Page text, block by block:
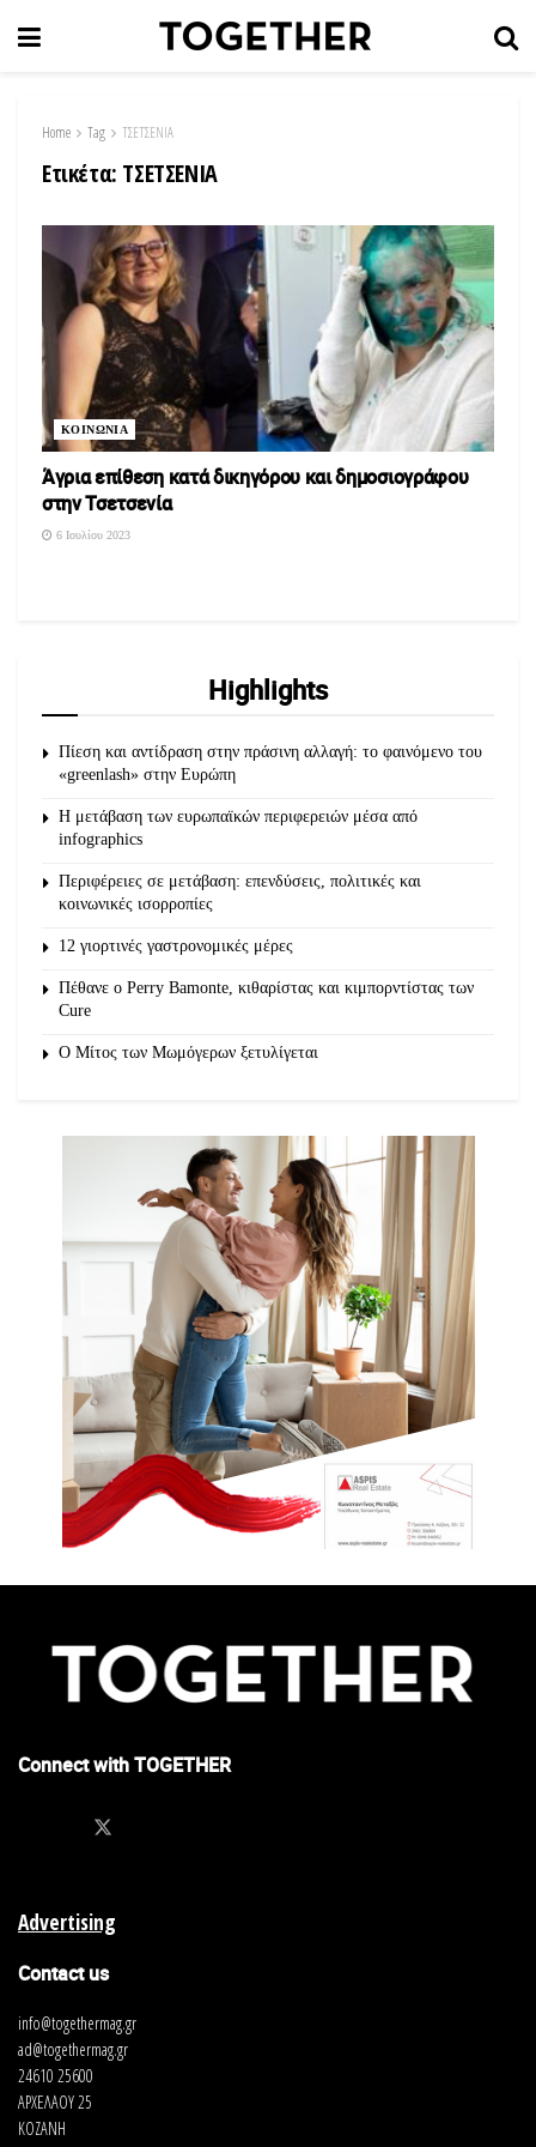
Home Tag ΤΣΕΤΣΕΝΙΑ
Ετικέτα: ΤΣΕΤΣΕΝΙΑ
ΚΟΙΝΩΝΙΑ
Άγρια επίθεση κατά δικηγόρου και δημοσιογράφου
στην Τσετσενία
6 Ιουλίου 2023
Highlights
Πίεση και αντίδραση στην πράσινη αλλαγή: το φαινόμενο του
«greenlash» στην Ευρώπη
Η μετάβαση των ευρωπαϊκών περιφερειών μέσα από
infographics
Περιφέρειες σε μετάβαση: επενδύσεις, πολιτικές και
κοινωνικές ισορροπίες
12 γιορτινές γαστρονομικές μέρες
Πέθανε ο Perry Bamonte, κιθαρίστας και κιμπορντίστας των
Cure
O Μίτος των Μωμόγερων ξετυλίγεται
Connect with TOGETHER
Advertising
Contact us
info@togethermag.gr
ad@togethermag.gr
24610 25600
ΑΡΧΕΛΑΟΥ 25
ΚΟΖΑΝΗ